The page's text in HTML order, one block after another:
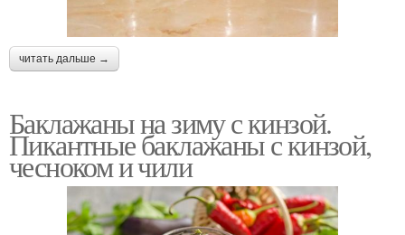
читать дальше →
Баклажаны на зиму с кинзой.
Пикантные баклажаны с кинзой,
чесноком и чили